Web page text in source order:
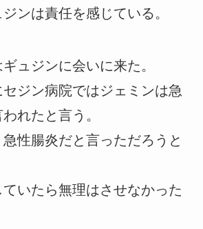
ンは責任を感じている。
ュジンに会いに来た。
ジン病院ではジェミンは急
れたと言う。
性腸炎だと言っただろうと
いたら無理はさせなかった